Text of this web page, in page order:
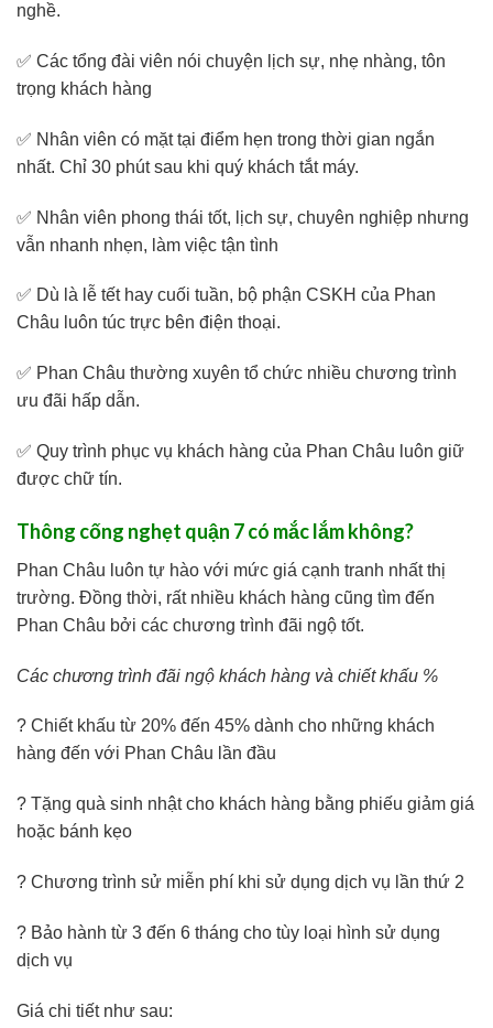
nghề.
✅ Các tổng đài viên nói chuyện lịch sự, nhẹ nhàng, tôn
trọng khách hàng
✅ Nhân viên có mặt tại điểm hẹn trong thời gian ngắn
nhất. Chỉ 30 phút sau khi quý khách tắt máy.
✅ Nhân viên phong thái tốt, lịch sự, chuyên nghiệp nhưng
vẫn nhanh nhẹn, làm việc tận tình
✅ Dù là lễ tết hay cuối tuần, bộ phận CSKH của Phan
Châu luôn túc trực bên điện thoại.
✅ Phan Châu thường xuyên tổ chức nhiều chương trình
ưu đãi hấp dẫn.
✅ Quy trình phục vụ khách hàng của Phan Châu luôn giữ
được chữ tín.
Thông cống nghẹt quận 7 có mắc lắm không?
Phan Châu luôn tự hào với mức giá cạnh tranh nhất thị
trường. Đồng thời, rất nhiều khách hàng cũng tìm đến
Phan Châu bởi các chương trình đãi ngộ tốt.
Các chương trình đãi ngộ khách hàng và chiết khấu %
? Chiết khấu từ 20% đến 45% dành cho những khách
hàng đến với Phan Châu lần đầu
? Tặng quà sinh nhật cho khách hàng bằng phiếu giảm giá
hoặc bánh kẹo
? Chương trình sử miễn phí khi sử dụng dịch vụ lần thứ 2
? Bảo hành từ 3 đến 6 tháng cho tùy loại hình sử dụng
dịch vụ
Giá chi tiết như sau: